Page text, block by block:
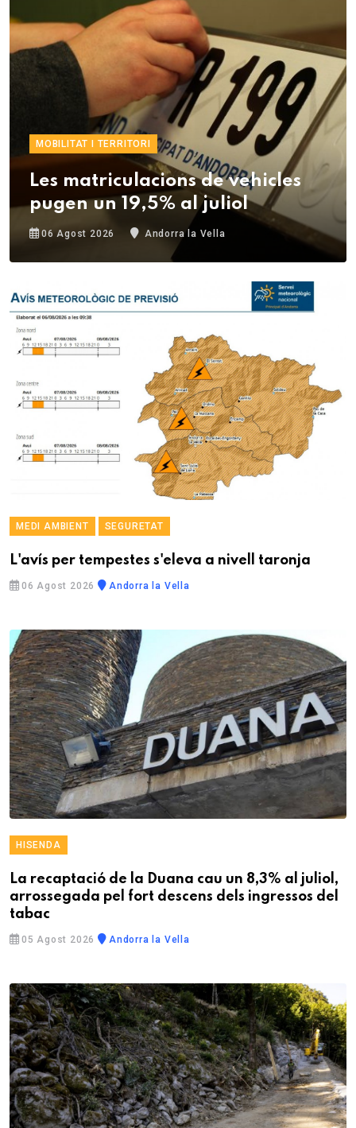
MOBILITAT I TERRITORI
Les matriculacions de vehicles
pugen un 19,5% al juliol
06 Agost 2026 Andorra la Vella
MEDI AMBIENT SEGURETAT
L'avís per tempestes s'eleva a nivell taronja
06 Agost 2026 Andorra la Vella
HISENDA
La recaptació de la Duana cau un 8,3% al juliol,
arrossegada pel fort descens dels ingressos del
tabac
05 Agost 2026 Andorra la Vella